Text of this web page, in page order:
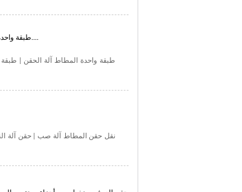
طبقة واحدة آلة صب مناسبة لجميع أنواع المنتجات الصحافة العفن المطاط صب بالكبريت....
طبقة واحدة المطاط آلة الحقن طبقة
نقل حقن المطاط آلة صب|حقن آلة